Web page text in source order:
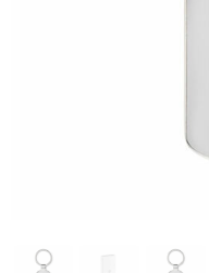
Kantoorartikelen